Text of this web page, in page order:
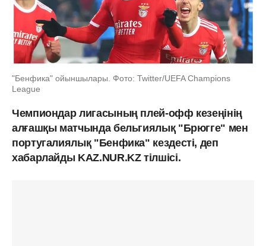
"Бенфика" ойыншылары. Фото: Twitter/UEFA Champions
League
Чемпиондар лигасының плей-офф кезеңінің
алғашқы матчында бельгиялық "Брюгге" мен
португалиялық "Бенфика" кездесті, деп
хабарлайды KAZ.NUR.KZ тілшісі.